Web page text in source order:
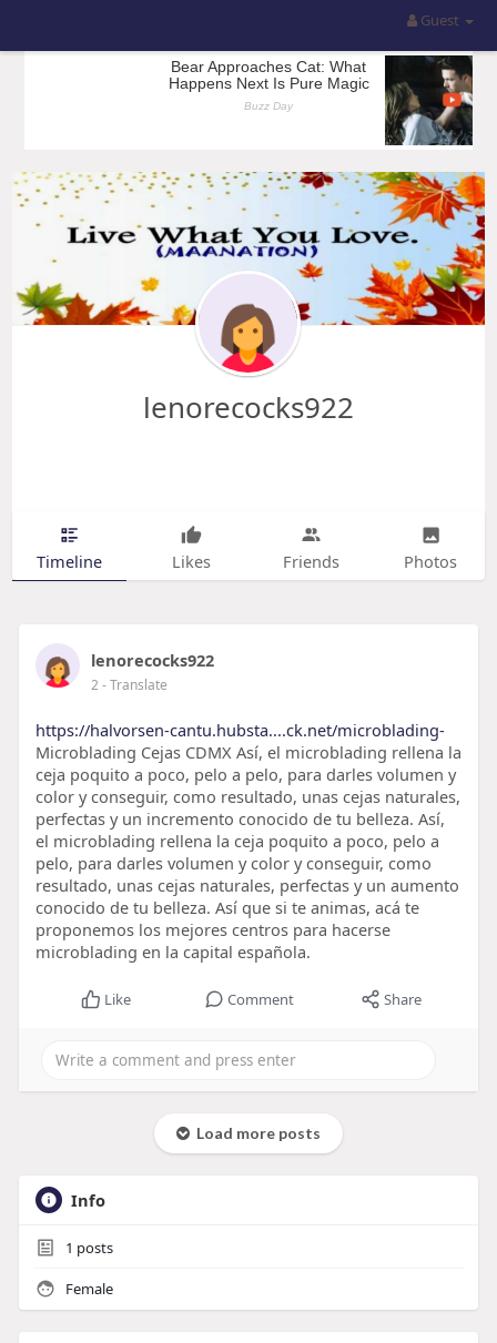
Guest
lenorecocks922
Timeline Likes Friends Photos
lenorecocks922
2- Translate
https://halvorsen-cantu.hubsta....ck.net/microblading-
Microblading Cejas CDMX Así, el microblading rellena la
ceja poquito a poco, pelo a pelo, para darles volumen y
color y conseguir, como resultado, unas cejas naturales,
perfectas y un incremento conocido de tu belleza. Así,
el microblading rellena la ceja poquito a poco, pelo a
pelo, para darles volumen y color y conseguir, como
resultado, unas cejas naturales, perfectas y un aumento
conocido de tu belleza. Así que si te animas, acá te
proponemos los mejores centros para hacerse
microblading en la capital española.
Like Comment Share
Load more posts
Info
1 posts
Female